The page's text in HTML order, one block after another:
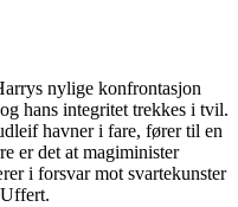
nylige konfrontasjon
hans integritet trekkes i tvil.
havner i fare, fører til en
er det at magiminister
i forsvar mot svartekunster